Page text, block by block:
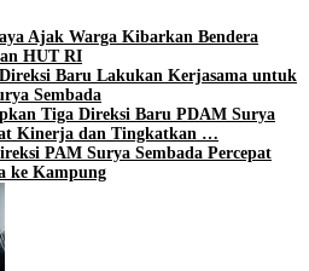
Ajak Warga Kibarkan Bendera
HUT RI
Baru Lakukan Kerjasama untuk
Sembada
Tiga Direksi Baru PDAM Surya
Kinerja dan Tingkatkan …
PAM Surya Sembada Percepat
ke Kampung